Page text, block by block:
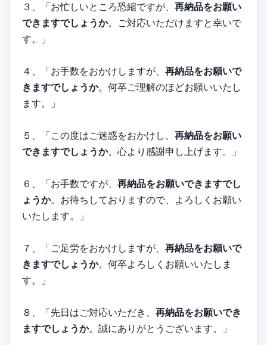
３、「お忙しいところ恐縮ですが、 再納品をお願い
できますでしょうか。ご対応いただけますと幸いで
す。」
４、「お手数をおかけしますが、 再納品をお願いで
きますでしょうか。何卒ご理解のほどお願いいたし
ます。」
５、「この度はご迷惑をおかけし、 再納品をお願い
できますでしょうか。心より感謝申し上げます。」
６、「お手数ですが、 再納品をお願いできますでし
ょうか。お待ちしておりますので、よろしくお願い
いたします。」
７、「ご足労をおかけしますが、 再納品をお願いで
きますでしょうか。何卒よろしくお願いいたしま
す。」
８、「先日はご対応いただき、 再納品をお願いでき
ますでしょうか。誠にありがとうございます。」